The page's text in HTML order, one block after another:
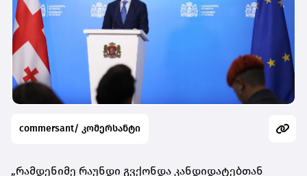
commersant/ კომერსანტი
„რამდენიმე რაუნდი გვქონდა კანდიდატებთან